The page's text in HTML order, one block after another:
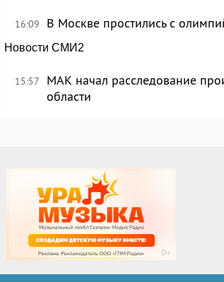
16:09 В Москве простились с
Новости СМИ2
15:57
МАК начал расследование
области